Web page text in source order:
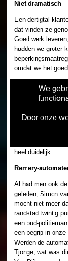
We
Door onze
Niet dramatisch
Een dertigtal
dat vinden ze
Goed werk
hadden we groter
omdat we het
We hadden
merkt een
met die
of niet
bijstaat. Jan
eens iets
heel duidelijk.
Remery-
Al had men ook
geleden, Simon
mocht niet meer
randstad twintig
een oud-
een begrip in onze
Werden de
Tjonge, wat was